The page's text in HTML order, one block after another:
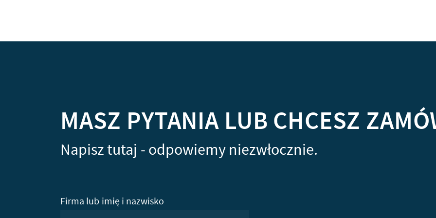
MASZ PYTANIA LUB CHCESZ
Napisz tutaj - odpowiemy niezwłocznie.
Firma lub imię i nazwisko